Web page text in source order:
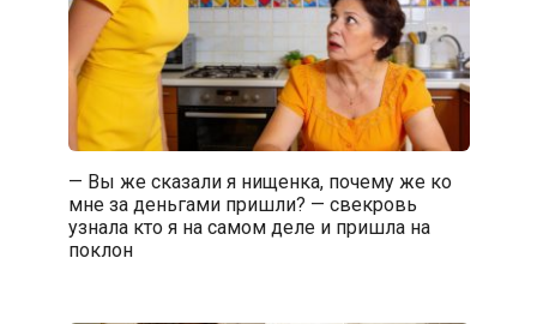
— Вы же сказали я нищенка, почему же ко
мне за деньгами пришли? — свекровь
узнала кто я на самом деле и пришла на
поклон